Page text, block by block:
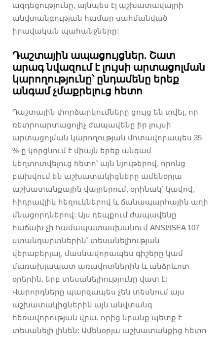
ազդեցությունը, այնպես էլ աշխատավայրի
անվտանգության համար սահմանված
իրավական պահանջները:
Դաշտային ապացույցներ. Շատ
արագ նվազում է լույսի արտացոլման
կարողությունը՝ ընդամենը երեք
անգամ չմաքրելուց հետո
Դաշտային փորձարկումները ցույց են տվել, որ
ռետրոարտացոլիչ ժապավենը իր լույսի
արտացոլման կարողության մոտավորապես 35
%-ը կորցնում է միայն երեք անգամ
կեղտոտվելուց հետո՝ այն նյութերով, որոնց
բախվում են աշխատակիցները ամենօրյա
աշխատանքային վայրերում, օրինակ՝ կավով,
հիդրավլիկ հեղուկներով և ճանապարհային աղի
մնացորդներով: Այս դեպքում ժապավենը
հաճախ չի համապատասխանում ANSI/ISEA 107
ստանդարտներին՝ տեսանելիության
վերաբերյալ, մասնավորապես գիշերը կամ
մառախլապատ առավոտներին և անձրևոտ
օրերին, երբ տեսանելիությունը վատ է:
Վարորդները պարզապես չեն տեսնում այս
աշխատակիցներին այն անվտանգ
հեռավորության վրա, որից նրանք պետք է
տեսանելի լինեն: Ամենօրյա աշխատանքից հետո